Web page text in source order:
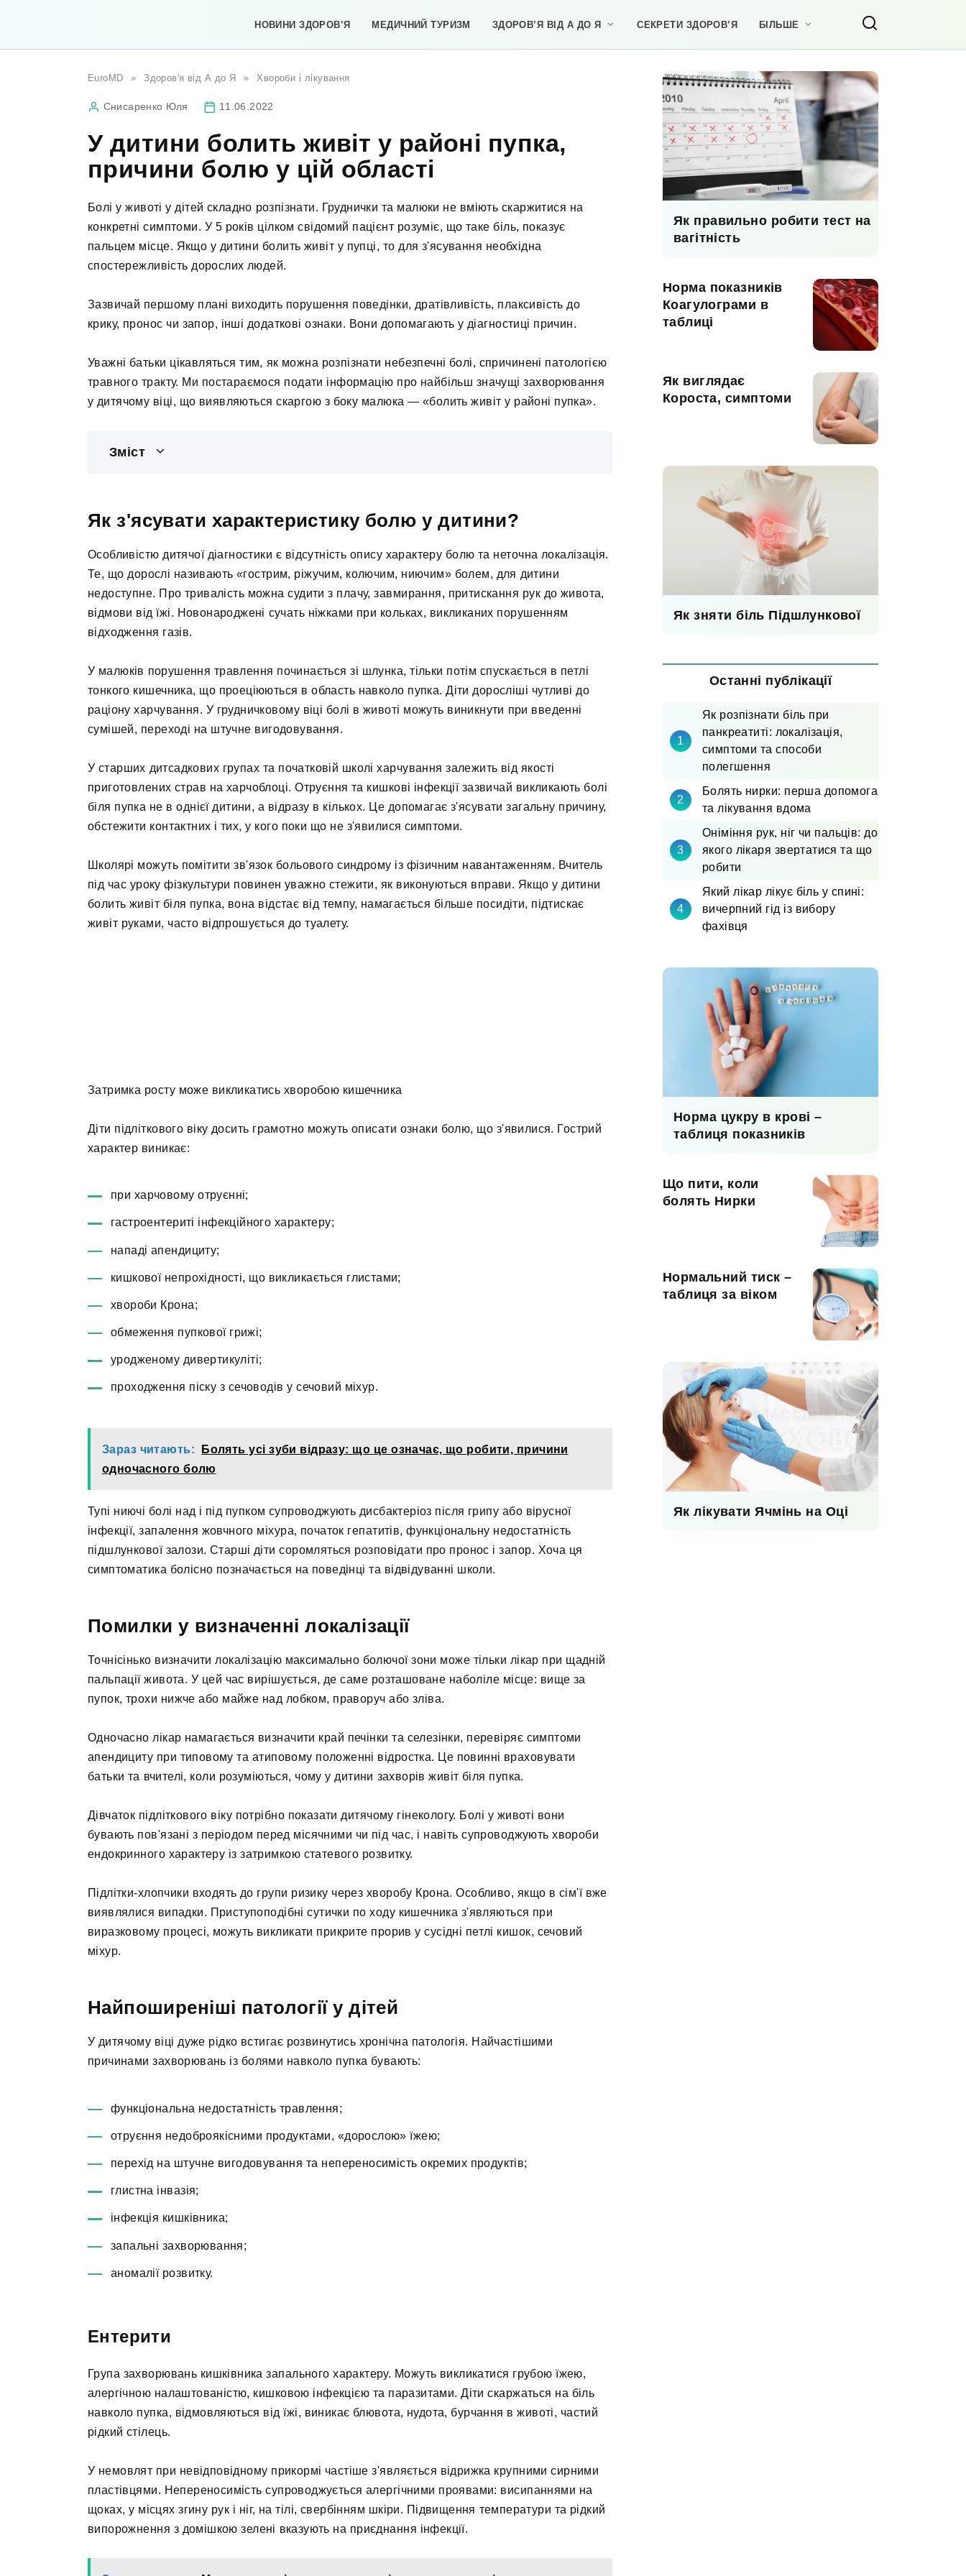
НОВИНИ ЗДОРОВ’Я МЕДИЧНИЙ ТУРИЗМ ЗДОРОВ’Я ВІД А ДО Я СЕКРЕТИ ЗДОРОВ’Я БІЛЬШЕ
EuroMD » Здоров'я від А до Я » Хвороби і лікування
Снисаренко Юля 11.06.2022
У дитини болить живіт у районі пупка,
причини болю у цій області
Болі у животі у дітей складно розпізнати. Груднички та малюки не вміють скаржитися на
конкретні симптоми. У 5 років цілком свідомий пацієнт розуміє, що таке біль, показує
пальцем місце. Якщо у дитини болить живіт у пупці, то для з'ясування необхідна
спостережливість дорослих людей.
Зазвичай першому плані виходить порушення поведінки, дратівливість, плаксивість до
крику, пронос чи запор, інші додаткові ознаки. Вони допомагають у діагностиці причин.
Уважні батьки цікавляться тим, як можна розпізнати небезпечні болі, спричинені патологією
травного тракту. Ми постараємося подати інформацію про найбільш значущі захворювання
у дитячому віці, що виявляються скаргою з боку малюка — «болить живіт у районі пупка».
Зміст
Як з'ясувати характеристику болю у дитини?
Особливістю дитячої діагностики є відсутність опису характеру болю та неточна локалізація.
Те, що дорослі називають «гострим, ріжучим, колючим, ниючим» болем, для дитини
недоступне. Про тривалість можна судити з плачу, завмирання, притискання рук до живота,
відмови від їжі. Новонароджені сучать ніжками при кольках, викликаних порушенням
відходження газів.
У малюків порушення травлення починається зі шлунка, тільки потім спускається в петлі
тонкого кишечника, що проеціюються в область навколо пупка. Діти доросліші чутливі до
раціону харчування. У грудничковому віці болі в животі можуть виникнути при введенні
сумішей, переході на штучне вигодовування.
У старших дитсадкових групах та початковій школі харчування залежить від якості
приготовлених страв на харчоблоці. Отруєння та кишкові інфекції зазвичай викликають болі
біля пупка не в однієї дитини, а відразу в кількох. Це допомагає з'ясувати загальну причину,
обстежити контактних і тих, у кого поки що не з'явилися симптоми.
Школярі можуть помітити зв'язок больового синдрому із фізичним навантаженням. Вчитель
під час уроку фізкультури повинен уважно стежити, як виконуються вправи. Якщо у дитини
болить живіт біля пупка, вона відстає від темпу, намагається більше посидіти, підтискає
живіт руками, часто відпрошується до туалету.
Затримка росту може викликатись хворобою кишечника
Діти підліткового віку досить грамотно можуть описати ознаки болю, що з'явилися. Гострий
характер виникає:
при харчовому отруєнні;
гастроентериті інфекційного характеру;
нападі апендициту;
кишкової непрохідності, що викликається глистами;
хвороби Крона;
обмеження пупкової грижі;
уродженому дивертикуліті;
проходження піску з сечоводів у сечовий міхур.
Зараз читають:
Болять усі зуби відразу: що це означає, що робити, причини
одночасного болю
Тупі ниючі болі над і під пупком супроводжують дисбактеріоз після грипу або вірусної
інфекції, запалення жовчного міхура, початок гепатитів, функціональну недостатність
підшлункової залози. Старші діти соромляться розповідати про пронос і запор. Хоча ця
симптоматика болісно позначається на поведінці та відвідуванні школи.
Помилки у визначенні локалізації
Точнісінько визначити локалізацію максимально болючої зони може тільки лікар при щадній
пальпації живота. У цей час вирішується, де саме розташоване наболіле місце: вище за
пупок, трохи нижче або майже над лобком, праворуч або зліва.
Одночасно лікар намагається визначити край печінки та селезінки, перевіряє симптоми
апендициту при типовому та атиповому положенні відростка. Це повинні враховувати
батьки та вчителі, коли розуміються, чому у дитини захворів живіт біля пупка.
Дівчаток підліткового віку потрібно показати дитячому гінекологу. Болі у животі вони
бувають пов'язані з періодом перед місячними чи під час, і навіть супроводжують хвороби
ендокринного характеру із затримкою статевого розвитку.
Підлітки-хлопчики входять до групи ризику через хворобу Крона. Особливо, якщо в сім'ї вже
виявлялися випадки. Приступоподібні сутички по ходу кишечника з'являються при
виразковому процесі, можуть викликати прикрите прорив у сусідні петлі кишок, сечовий
міхур.
Найпоширеніші патології у дітей
У дитячому віці дуже рідко встигає розвинутись хронічна патологія. Найчастішими
причинами захворювань із болями навколо пупка бувають:
функціональна недостатність травлення;
отруєння недоброякісними продуктами, «дорослою» їжею;
перехід на штучне вигодовування та непереносимість окремих продуктів;
глистна інвазія;
інфекція кишківника;
запальні захворювання;
аномалії розвитку.
Ентерити
Група захворювань кишківника запального характеру. Можуть викликатися грубою їжею,
алергічною налаштованістю, кишковою інфекцією та паразитами. Діти скаржаться на біль
навколо пупка, відмовляються від їжі, виникає блювота, нудота, бурчання в животі, частий
рідкий стілець.
У немовлят при невідповідному прикормі частіше з'являється відрижка крупними сирними
пластівцями. Непереносимість супроводжується алергічними проявами: висипаннями на
щоках, у місцях згину рук і ніг, на тілі, свербінням шкіри. Підвищення температури та рідкий
випорожнення з домішкою зелені вказують на приєднання інфекції.
Як правильно робити тест на
вагітність
Норма показників
Коагулограми в
таблиці
Як виглядає
Короста, симптоми
Як зняти біль Підшлункової
Останні публікації
Як розпізнати біль при
панкреатиті: локалізація,
симптоми та способи
полегшення
Болять нирки: перша допомога
та лікування вдома
Оніміння рук, ніг чи пальців: до
якого лікаря звертатися та що
робити
Який лікар лікує біль у спині:
вичерпний гід із вибору
фахівця
Норма цукру в крові –
таблиця показників
Що пити, коли
болять Нирки
Нормальний тиск –
таблиця за віком
Як лікувати Ячмінь на Оці